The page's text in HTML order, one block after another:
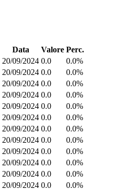
Data Valore Perc.
20/09/2024 0.0
0.0%
20/09/2024 0.0
0.0%
20/09/2024 0.0
0.0%
20/09/2024 0.0
0.0%
20/09/2024 0.0
0.0%
20/09/2024 0.0
0.0%
20/09/2024 0.0
0.0%
20/09/2024 0.0
0.0%
20/09/2024 0.0
0.0%
20/09/2024 0.0
0.0%
20/09/2024 0.0
0.0%
20/09/2024 0.0
0.0%